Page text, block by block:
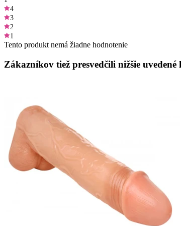
4
3
2
1
Tento produkt nemá žiadne hodnotenie
Zákazníkov tiež presvedčili nižšie uvedené